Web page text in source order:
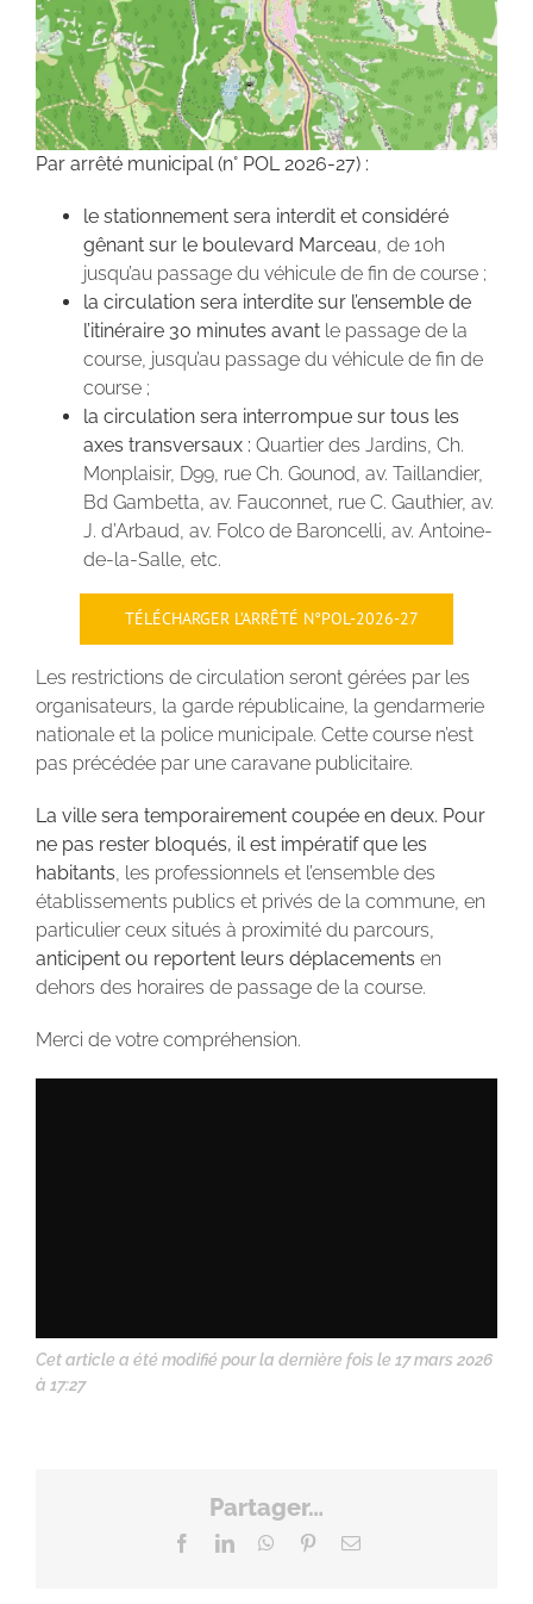
Par arrêté municipal (n° POL 2026-27) :
le stationnement sera interdit et considéré
gênant sur le boulevard Marceau , de 10h
jusqu’au passage du véhicule de fin de course ;
la circulation sera interdite sur l’ensemble de
l’itinéraire 30 minutes avantle passage de la
course, jusqu’au passage du véhicule de fin de
course ;
la circulation sera interrompue sur tous les
axes transversaux : Quartier des Jardins, Ch.
Monplaisir, D99, rue Ch. Gounod, av. Taillandier,
Bd Gambetta, av. Fauconnet, rue C. Gauthier, av.
J. d’Arbaud, av. Folco de Baroncelli, av. Antoine-
de-la-Salle, etc.
TÉLÉCHARGER L’ARRÊTÉ N°POL-2026-27
Les restrictions de circulation seront gérées par les
organisateurs, la garde républicaine, la gendarmerie
nationale et la police municipale. Cette course n’est
pas précédée par une caravane publicitaire.
La ville sera temporairement coupée en deux. Pour
ne pas rester bloqués, il est impératif que les
habitants , les professionnels et l’ensemble des
établissements publics et privés de la commune, en
particulier ceux situés à proximité du parcours,
anticipent ou reportent leurs déplacements en
dehors des horaires de passage de la course.
Merci de votre compréhension.
Cet article a été modifié pour la dernière fois le 17 mars 2026
à 17:27
Partager…
FacebookLinkedInWhatsApp
PinterestEmail